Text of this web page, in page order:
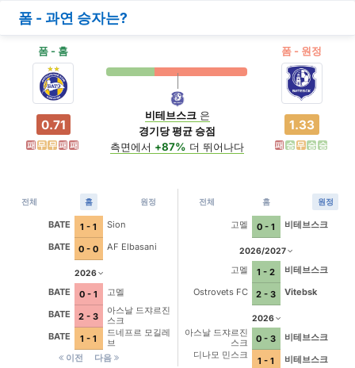
폼 - 과연 승자는?
폼 - 홈 폼 - 원정
0.71
패 무 무패 패
비테브스크 은
경기당 평균 승점
측면에서 +87% 더 뛰어나다
1.33
패 승 무 승 승
전체 홈 원정
BATE 1 - 1
Sion
BATE
0 - 0 AF Elbasani
2026
BATE 0 - 1
고멜
BATE
2 - 3
아스날 드쟈르진
스크
BATE
1 - 1
드네프르 모길레
브
이전
다음
전체 홈 원정
고멜 0 - 1 비테브스크
2026/2027
고멜 1 - 2
비테브스크
Ostrovets FC
2 - 3 Vitebsk
2026
아스날 드쟈르진
스크
0 - 3
비테브스크
디나모 민스크
1 - 1
비테브스크